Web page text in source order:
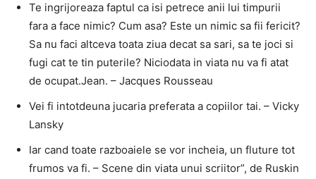
Te ingrijoreaza faptul ca isi petrece anii lui timpurii
fara a face nimic? Cum asa? Este un nimic sa fii fericit?
Sa nu faci altceva toata ziua decat sa sari, sa te joci si
fugi cat te tin puterile? Niciodata in viata nu va fi atat
de ocupat.Jean. – Jacques Rousseau
Vei fi intotdeuna jucaria preferata a copiilor tai. – Vicky
Lansky
Iar cand toate razboaiele se vor incheia, un fluture tot
frumos va fi. – Scene din viata unui scriitor”, de Ruskin